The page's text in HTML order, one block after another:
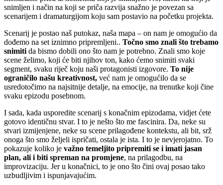
snimljen i način na koji se priča razvija snažno je povezan sa
scenarijem i dramaturgijom koju sam postavio na početku projekta.
Scenarij je postao naš putokaz, naša mapa – on nam je omogućio da
dođemo na set iznimno pripremljeni.. Točno smo znali što trebamo
snimiti da bismo dobili ono što nam je potrebno. Znali smo koje
scene želimo, koji će biti njihov ton, kako ćemo snimiti svaki
segment, svaku riječ koju naši protagonisti izgovore. To nije
ograničilo našu kreativnost, već nam je omogućilo da se
usredotočimo na najsitnije detalje, na emocije, na trenutke koji čine
svaku epizodu posebnom.
I sada, kada usporedite scenarij s konačnim epizodama, vidjet ćete
gotovo identičnu stvar. I to je nešto što me fascinira. Da, neke su
stvari izmijenjene, neke su scene prilagođene kontekstu, ali bit, srž
onoga što smo željeli ispričati, ostala je ista. I to je nevjerojatno. To
pokazuje koliko je važno temeljito pripremiti se i imati jasan
plan, ali i biti spreman na promjene, na prilagodbu, na
improvizaciju. Jer u konačnici, to je ono što čini ovaj posao tako
uzbudljivim i ispunjavajućim.